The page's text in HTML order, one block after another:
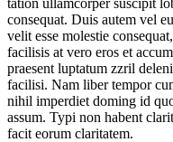
consequat. Duis autem vel
velit esse molestie
facilisis at vero eros et
praesent luptatum zzril
facilisi. Nam liber tempor
nihil imperdiet doming id
assum. Typi non habent
facit eorum claritatem.